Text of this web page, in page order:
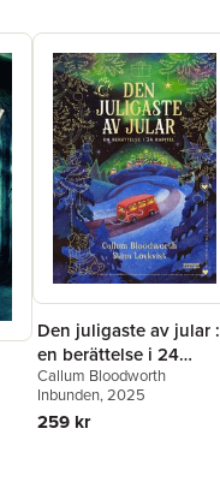
Den juligaste av jular :
en berättelse i 24
kapitel
Callum Bloodworth
Inbunden, 2025
259 kr